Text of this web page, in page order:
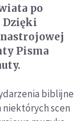
po
Dzięki
Pisma
biblijne
niektórych scen